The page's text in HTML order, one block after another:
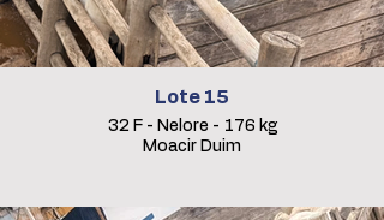
Lote 15
32 F - Nelore - 176 kg
Moacir Duim